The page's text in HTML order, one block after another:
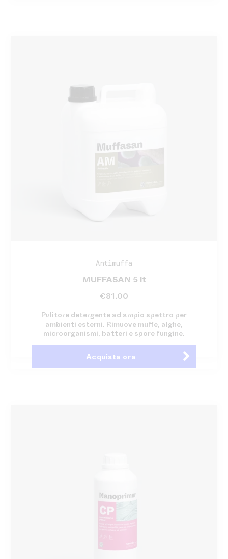
Antimuffa
MUFFASAN 5 lt
€81.00
Pulitore detergente ad ampio spettro per
ambienti esterni. Rimuove muffe, alghe,
microorganismi, batteri e spore fungine.
Acquista ora